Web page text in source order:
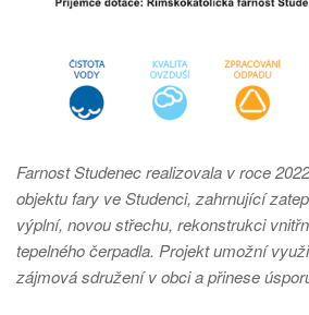
Farnost Studenec realizovala v roce
objektu fary ve Studenci, zahrnující
výplní, novou střechu, rekonstrukci
tepelného čerpadla. Projekt umožní
zájmová sdružení v obci a přinese